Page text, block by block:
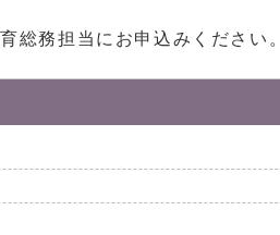
総務担当にお申込みください。